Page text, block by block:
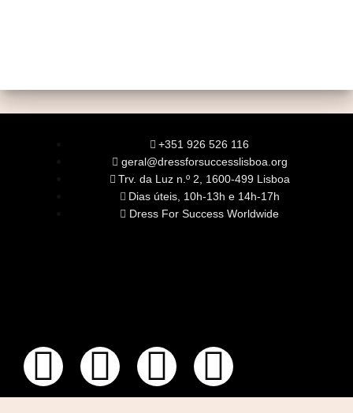
+351 926 526 116
geral@dressforsuccesslisboa.org
Trv. da Luz n.º 2, 1600-499 Lisboa
Dias úteis, 10h-13h e 14h-17h
Dress For Success Worldwide